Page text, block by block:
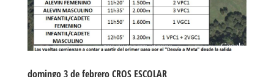
domingo 3 de febrero CROS ESCOLAR